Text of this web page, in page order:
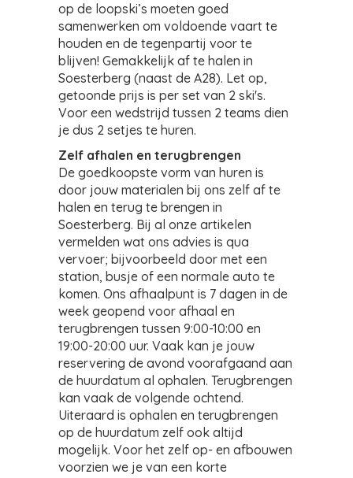
op de loopski’s moeten goed
samenwerken om voldoende vaart te
houden en de tegenpartij voor te
blijven! Gemakkelijk af te halen in
Soesterberg (naast de A28). Let op,
getoonde prijs is per set van 2 ski's.
Voor een wedstrijd tussen 2 teams dien
je dus 2 setjes te huren.
Zelf afhalen en terugbrengen
De goedkoopste vorm van huren is
door jouw materialen bij ons zelf af te
halen en terug te brengen in
Soesterberg. Bij al onze artikelen
vermelden wat ons advies is qua
vervoer; bijvoorbeeld door met een
station, busje of een normale auto te
komen. Ons afhaalpunt is 7 dagen in de
week geopend voor afhaal en
terugbrengen tussen 9:00-10:00 en
19:00-20:00 uur. Vaak kan je jouw
reservering de avond voorafgaand aan
de huurdatum al ophalen. Terugbrengen
kan vaak de volgende ochtend.
Uiteraard is ophalen en terugbrengen
op de huurdatum zelf ook altijd
mogelijk. Voor het zelf op- en afbouwen
voorzien we je van een korte